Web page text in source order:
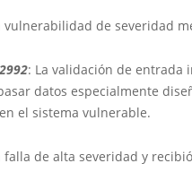
vulnerabilidad de severidad
: La validación de entrada
datos especialmente
el sistema vulnerable.
falla de alta severidad y